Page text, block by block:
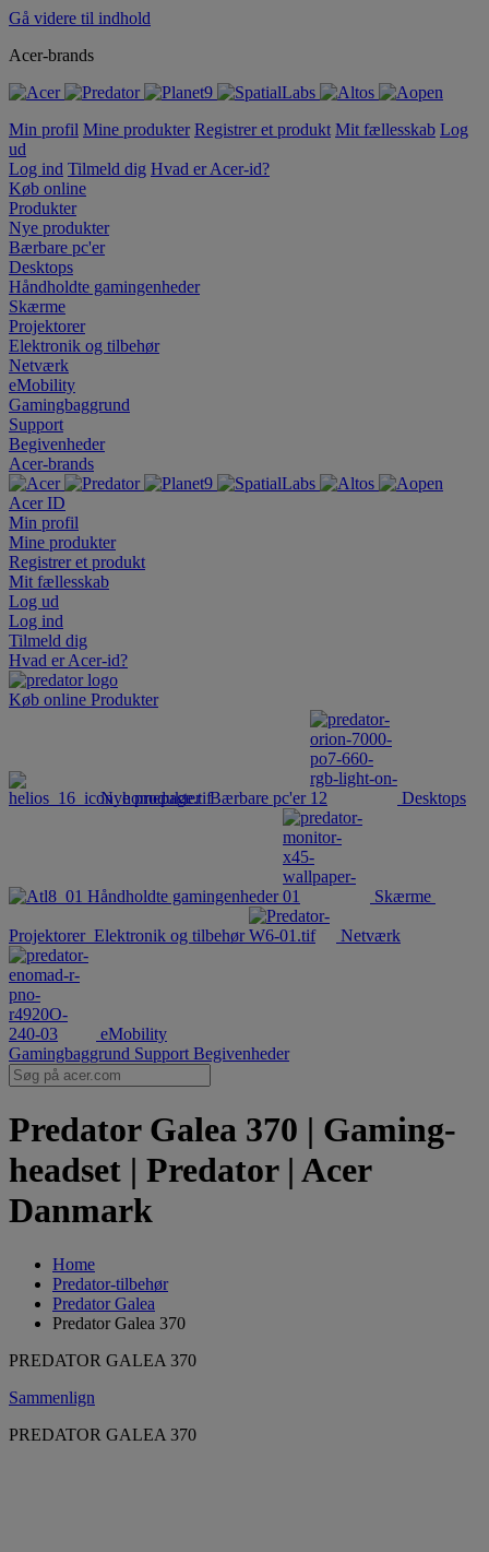
Gå videre til indhold
Acer-brands
Min profil Mine produkter Registrer et produkt Mit fællesskab Log
ud
Log ind Tilmeld dig Hvad er Acer-id?
Køb online
Produkter
Nye produkter
Bærbare pc'er
Desktops
Håndholdte gamingenheder
Skærme
Projektorer
Elektronik og tilbehør
Netværk
eMobility
Gamingbaggrund
Support
Begivenheder
Acer-brands
Acer ID
Min profil
Mine produkter
Registrer et produkt
Mit fællesskab
Log ud
Log ind
Tilmeld dig
Hvad er Acer-id?
Køb online Produkter
Nye produkter Bærbare pc'er Desktops
Håndholdte gamingenheder Skærme
Projektorer Elektronik og tilbehør Netværk
eMobility
Gamingbaggrund Support Begivenheder
Predator Galea 370 | Gaming-
headset | Predator | Acer
Danmark
Home
Predator-tilbehør
Predator Galea
Predator Galea 370
PREDATOR GALEA 370
Sammenlign
PREDATOR GALEA 370